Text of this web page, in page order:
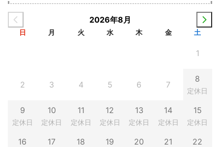
2026年8月
日 月 火 水 木 金 土
1
2 3 4 5 6 7
8
定休日
9
定休日
10
定休日
11
定休日
12
定休日
13
定休日
14
定休日
15
定休日
16 17 18 19 20 21 22